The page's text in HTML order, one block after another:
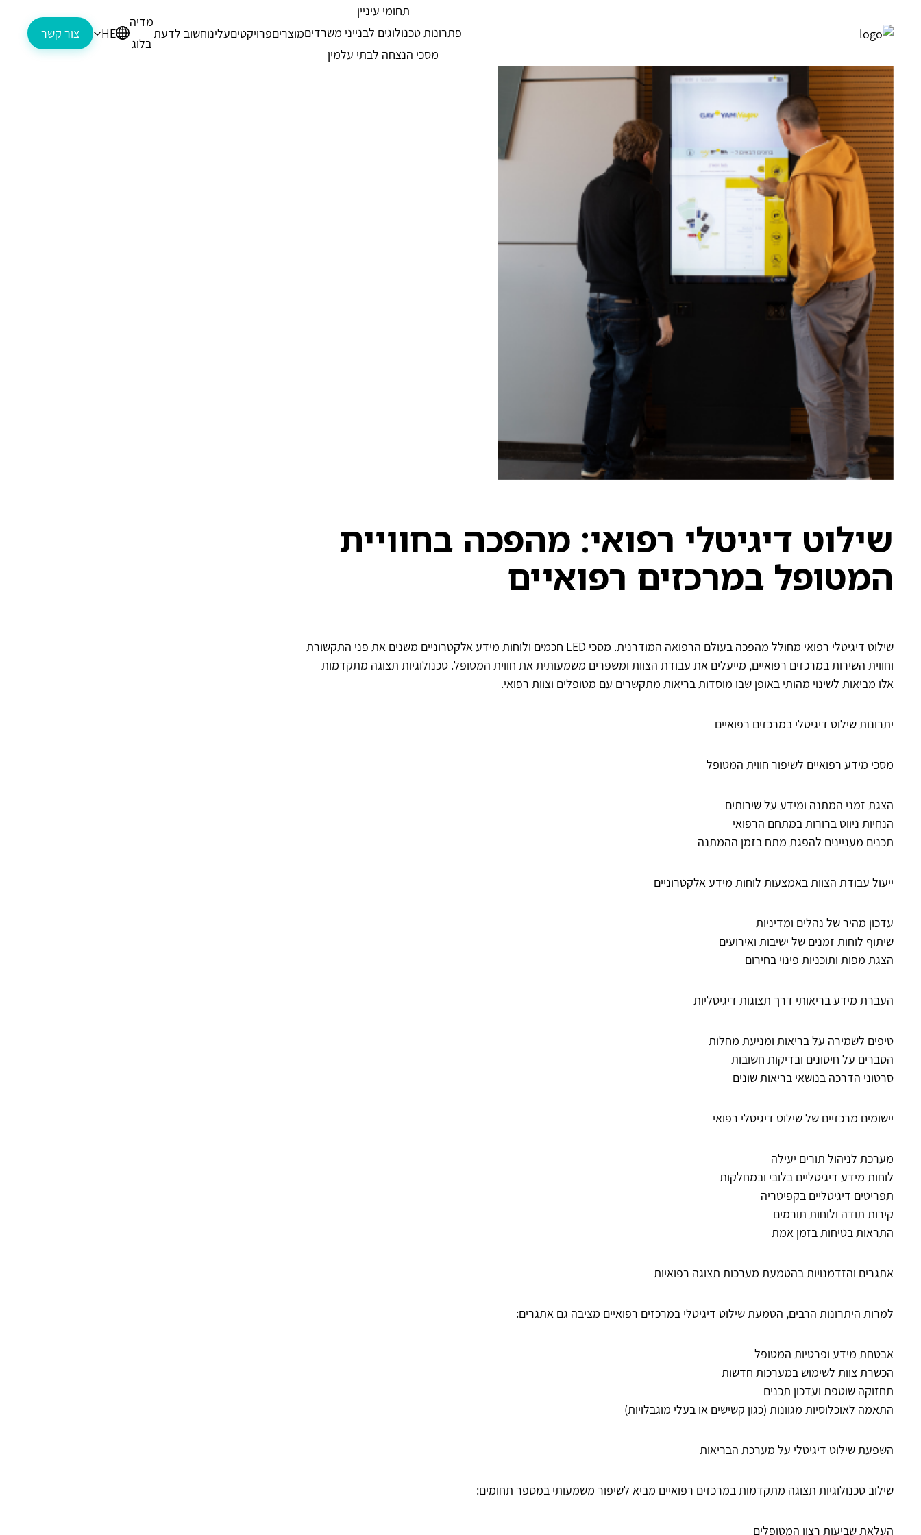
תחומי עיניין
פתרונות טכנולוגים לבנייני משרדים
מסכי הנצחה לבתי עלמין
מוצריםפרויקטיםעלינוחשוב לדעת
מדיה
בלוג
HE צור קשר
שילוט דיגיטלי רפואי: מהפכה בחוויית
המטופל במרכזים רפואיים
שילוט דיגיטלי רפואי מחולל מהפכה בעולם הרפואה המודרנית. מסכי LED חכמים ולוחות מידע אלקטרוניים משנים את פני התקשורת
וחווית השירותבמרכזים רפואיים, מייעלים את עבודת הצוות ומשפרים משמעותית את חווית המטופל. טכנולוגיות תצוגה מתקדמות
אלו מביאות לשינוי מהותי באופן שבו מוסדות בריאות מתקשרים עם מטופלים וצוות רפואי.
יתרונות שילוט דיגיטלי במרכזים רפואיים
מסכי מידע רפואיים לשיפור חווית המטופל
הצגת זמני המתנה ומידע על שירותים
הנחיות ניווט ברורות במתחם הרפואי
תכנים מעניינים להפגת מתח בזמן ההמתנה
ייעול עבודת הצוות באמצעות לוחות מידע אלקטרוניים
עדכון מהיר של נהלים ומדיניות
שיתוף לוחות זמנים של ישיבות ואירועים
הצגת מפות ותוכניות פינוי בחירום
העברת מידע בריאותי דרך תצוגות דיגיטליות
טיפים לשמירה על בריאות ומניעת מחלות
הסברים על חיסונים ובדיקות חשובות
סרטוני הדרכה בנושאי בריאות שונים
יישומים מרכזיים של שילוט דיגיטלי רפואי
מערכת לניהול תורים יעילה
לוחות מידע דיגיטליים בלובי ובמחלקות
תפריטים דיגיטליים בקפיטריה
קירות תודה ולוחות תורמים
התראות בטיחות בזמן אמת
אתגרים והזדמנויות בהטמעת מערכות תצוגה רפואיות
למרות היתרונות הרבים, הטמעת שילוט דיגיטלי במרכזים רפואיים מציבה גם אתגרים:
אבטחת מידע ופרטיות המטופל
הכשרת צוות לשימוש במערכות חדשות
תחזוקה שוטפת ועדכון תכנים
התאמה לאוכלוסיות מגוונות (כגון קשישים או בעלי מוגבלויות)
השפעת שילוט דיגיטלי על מערכת הבריאות
שילוב טכנולוגיות תצוגה מתקדמות במרכזים רפואיים מביא לשיפור משמעותי במספר תחומים:
העלאת שביעות רצון המטופלים